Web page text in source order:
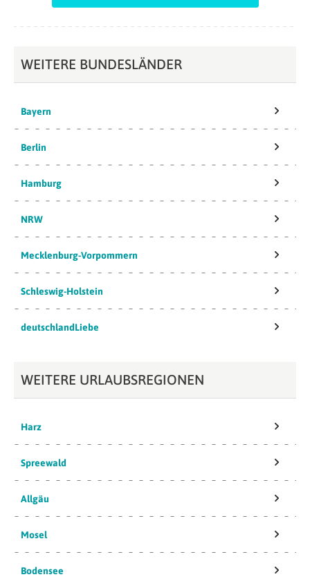
WEITERE BUNDESLÄNDER
Bayern
Berlin
Hamburg
NRW
Mecklenburg-Vorpommern
Schleswig-Holstein
deutschlandLiebe
WEITERE URLAUBSREGIONEN
Harz
Spreewald
Allgäu
Mosel
Bodensee